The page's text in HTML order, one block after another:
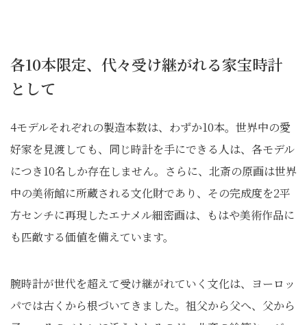
各10本限定、代々受け継がれる家宝時計
として
4モデルそれぞれの製造本数は、わずか10本。世界中の愛
好家を見渡しても、同じ時計を手にできる人は、各モデル
につき10名しか存在しません。さらに、北斎の原画は世界
中の美術館に所蔵される文化財であり、その完成度を2平
方センチに再現したエナメル細密画は、もはや美術作品に
も匹敵する価値を備えています。
腕時計が世代を超えて受け継がれていく文化は、ヨーロッ
パでは古くから根づいてきました。祖父から父へ、父から